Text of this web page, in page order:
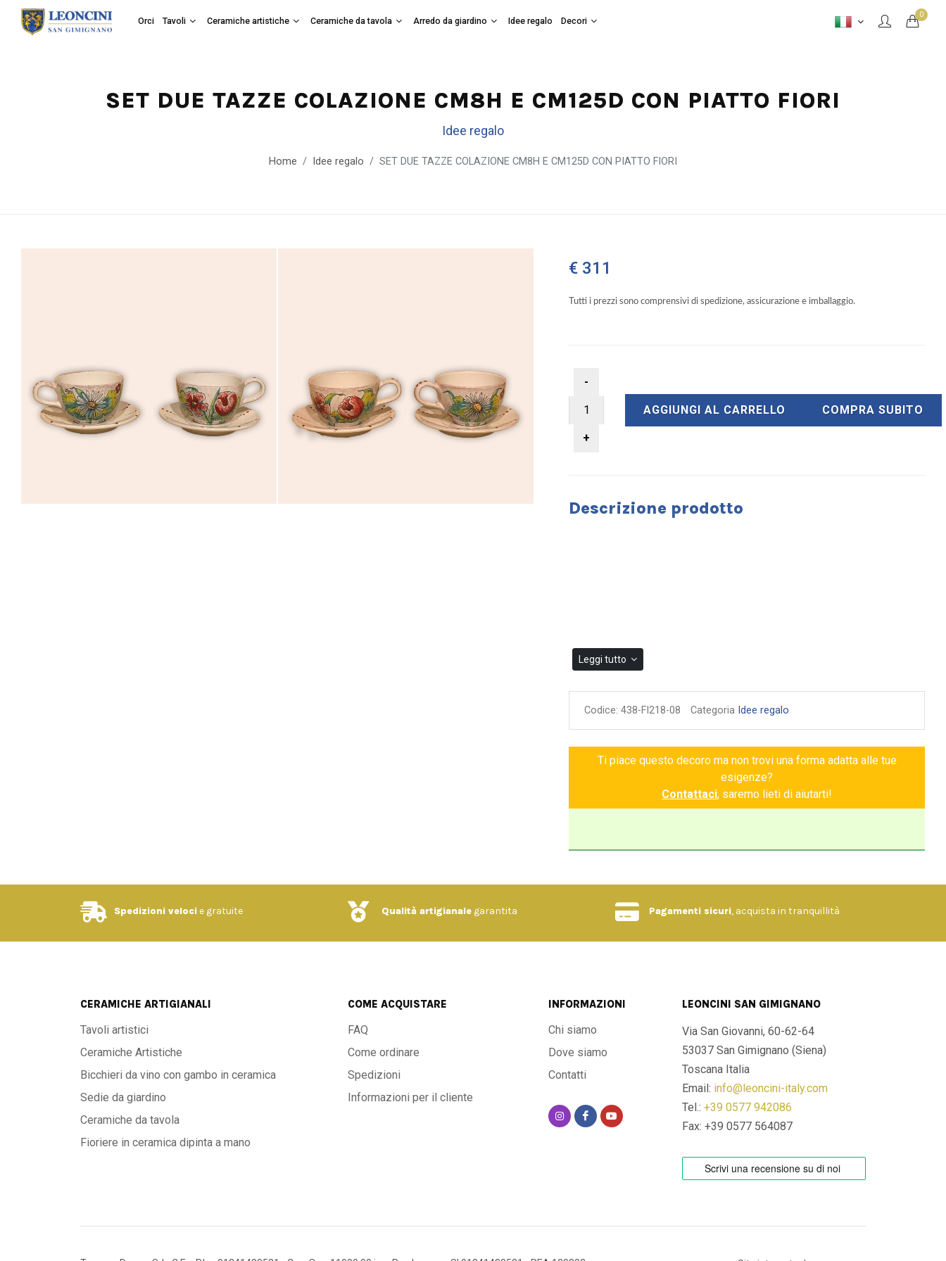
0
Orci Tavoli Ceramiche artistiche Ceramiche da tavola Arredo da giardino Idee regalo Decori
SET DUE TAZZE COLAZIONE CM8H E CM125D CON PIATTO FIORI
Idee regalo
Home Idee regalo SET DUE TAZZE COLAZIONE CM8H E CM125D CON PIATTO FIORI
€ 311
Tutti i prezzi sono comprensivi di spedizione, assicurazione e imballaggio.
AGGIUNGI AL CARRELLO COMPRA SUBITO
Descrizione prodotto
Leggi tutto
Codice:438-FI218-08 Categoria Idee regalo
Ti piace questo decoro ma non trovi una forma adatta alle tue
esigenze?
Contattaci, saremo lieti di aiutarti!
Spedizioni veloci e gratuite Qualità artigianale garantita Pagamenti sicuri, acquista in tranquillità
CERAMICHE ARTIGIANALI
Tavoli artistici
Ceramiche Artistiche
Bicchieri da vino con gambo in ceramica
Sedie da giardino
Ceramiche da tavola
Fioriere in ceramica dipinta a mano
COME ACQUISTARE
FAQ
Come ordinare
Spedizioni
Informazioni per il cliente
INFORMAZIONI
Chi siamo
Dove siamo
Contatti
LEONCINI SAN GIMIGNANO
Via San Giovanni, 60-62-64
53037 San Gimignano (Siena)
Toscana Italia
Email: info@leoncini-italy.com
Tel.: +39 0577 942086
Fax: +39 0577 564087